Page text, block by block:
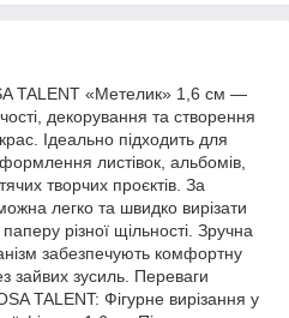
TALENT «Метелик» 1,6 см —
декорування та створення
Ідеально підходить для
листівок, альбомів,
творчих проєктів. За
легко та швидко вирізати
паперу різної щільності. Зручна
забезпечують комфортну
зайвих зусиль. Переваги
TALENT: Фігурне вирізання у